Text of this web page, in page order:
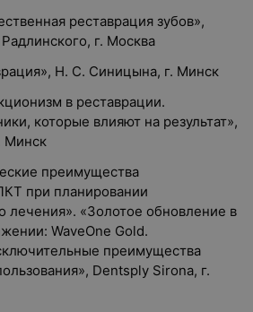
реставрация зубов»,
г. Москва
Н. С. Синицына, г. Минск
в реставрации.
которые влияют на результат»,
Минск
преимущества
при планировании
лечения». «Золотое обновление в
WaveOne Gold.
преимущества
Dentsply Sirona, г.